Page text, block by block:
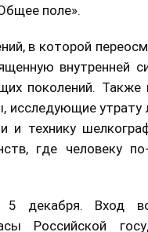
поле».
в которой
внутренней
поколений. Также
утрату
и технику
где человеку
декабря. Вход
Российской